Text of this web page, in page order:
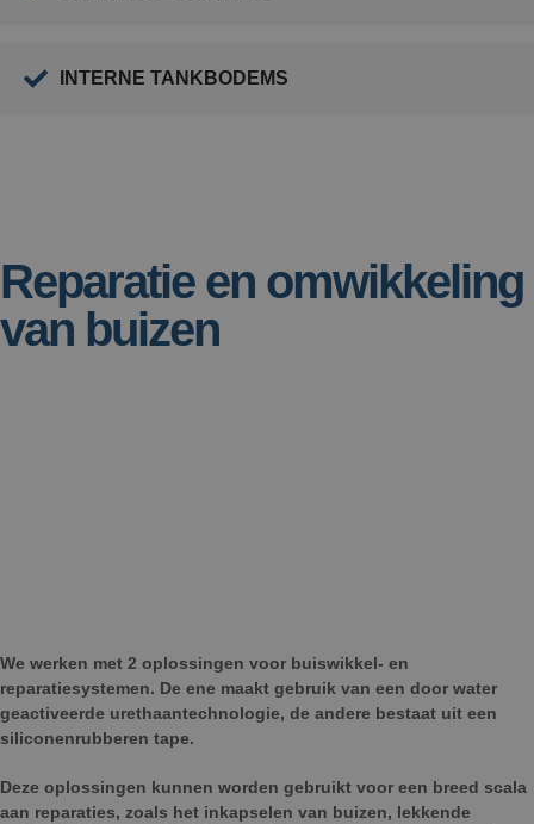
INTERNE TANKBODEMS
Reparatie en omwikkeling
van buizen
We werken met 2 oplossingen voor buiswikkel- en
reparatiesystemen. De ene maakt gebruik van een door water
geactiveerde urethaantechnologie, de andere bestaat uit een
siliconenrubberen tape.
Deze oplossingen kunnen worden gebruikt voor een breed scala
aan reparaties, zoals het inkapselen van buizen, lekkende